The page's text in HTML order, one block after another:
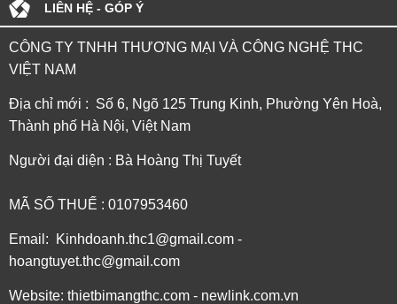
LIÊN HỆ - GÓP Ý
CÔNG TY TNHH THƯƠNG MẠI VÀ CÔNG NGHỆ THC
VIỆT NAM
Địa chỉ mới : Số 6, Ngõ 125 Trung Kinh, Phường Yên Hoà,
Thành phố Hà Nội, Việt Nam
Người đại diện : Bà Hoàng Thị Tuyết
MÃ SỐ THUẾ : 0107953460
Email: Kinhdoanh.thc1@gmail.com -
hoangtuyet.thc@gmail.com
Website: thietbimangthc.com - newlink.com.vn